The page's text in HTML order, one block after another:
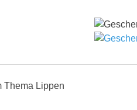
Thema Lippen